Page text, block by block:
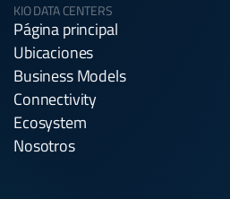
KIO DATA CENTERS
Página principal
Ubicaciones
Business Models
Connectivity
Ecosystem
Nosotros